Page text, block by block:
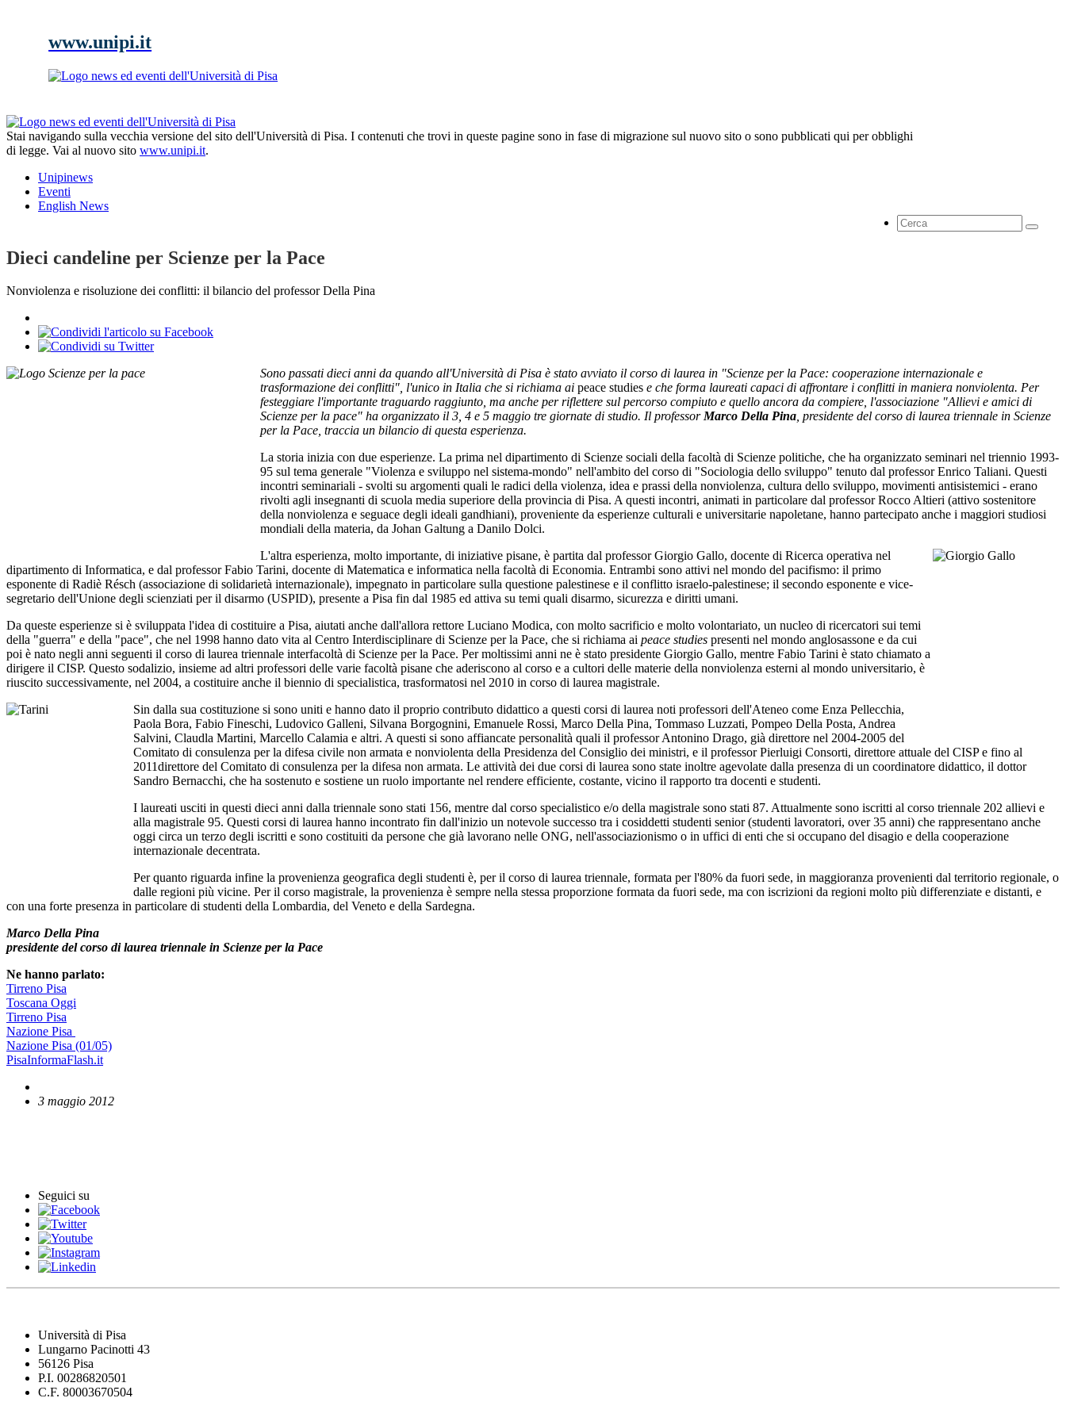
www.unipi.it
Stai navigando sulla vecchia versione del sito dell'Università di Pisa. I contenuti che trovi in queste pagine sono in fase di migrazione sul nuovo sito o sono pubblicati qui per obblighi
di legge. Vai al nuovo sito www.unipi.it.
Unipinews
Eventi
English News
Dieci candeline per Scienze per la Pace
Nonviolenza e risoluzione dei conflitti: il bilancio del professor Della Pina
Sono passati dieci anni da quando all'Università di Pisa è stato avviato il corso di laurea in "Scienze per la Pace: cooperazione internazionale e
trasformazione dei conflitti", l'unico in Italia che si richiama ai peace studies e che forma laureati capaci di affrontare i conflitti in maniera nonviolenta. Per
festeggiare l'importante traguardo raggiunto, ma anche per riflettere sul percorso compiuto e quello ancora da compiere, l'associazione "Allievi e amici di
Scienze per la pace" ha organizzato il 3, 4 e 5 maggio tre giornate di studio. Il professorMarco Della Pina, presidente del corso di laurea triennale in Scienze
per la Pace, traccia un bilancio di questa esperienza.
La storia inizia con due esperienze. La prima nel dipartimento di Scienze sociali della facoltà di Scienze politiche, che ha organizzato seminari nel triennio 1993-
95 sul tema generale "Violenza e sviluppo nel sistema-mondo" nell'ambito del corso di "Sociologia dello sviluppo" tenuto dal professor Enrico Taliani. Questi
incontri seminariali - svolti su argomenti quali le radici della violenza, idea e prassi della nonviolenza, cultura dello sviluppo, movimenti antisistemici - erano
rivolti agli insegnanti di scuola media superiore della provincia di Pisa. A questi incontri, animati in particolare dal professor Rocco Altieri (attivo sostenitore
della nonviolenza e seguace degli ideali gandhiani), proveniente da esperienze culturali e universitarie napoletane, hanno partecipato anche i maggiori studiosi
mondiali della materia, da Johan Galtung a Danilo Dolci.
L'altra esperienza, molto importante, di iniziative pisane, è partita dal professor Giorgio Gallo, docente di Ricerca operativa nel
dipartimento di Informatica, e dal professor Fabio Tarini, docente di Matematica e informatica nella facoltà di Economia. Entrambi sono attivi nel mondo del pacifismo: il primo
esponente di Radiè Résch (associazione di solidarietà internazionale), impegnato in particolare sulla questione palestinese e il conflitto israelo-palestinese; il secondo esponente e vice-
segretario dell'Unione degli scienziati per il disarmo (USPID), presente a Pisa fin dal 1985 ed attiva su temi quali disarmo, sicurezza e diritti umani.
Da queste esperienze si è sviluppata l'idea di costituire a Pisa, aiutati anche dall'allora rettore Luciano Modica, con molto sacrificio e molto volontariato, un nucleo di ricercatori sui temi
della "guerra" e della "pace", che nel 1998 hanno dato vita al Centro Interdisciplinare di Scienze per la Pace, che si richiama ai peace studies presenti nel mondo anglosassone e da cui
poi è nato negli anni seguenti il corso di laurea triennale interfacoltà di Scienze per la Pace. Per moltissimi anni ne è stato presidente Giorgio Gallo, mentre Fabio Tarini è stato chiamato a
dirigere il CISP. Questo sodalizio, insieme ad altri professori delle varie facoltà pisane che aderiscono al corso e a cultori delle materie della nonviolenza esterni al mondo universitario, è
riuscito successivamente, nel 2004, a costituire anche il biennio di specialistica, trasformatosi nel 2010 in corso di laurea magistrale.
Sin dalla sua costituzione si sono uniti e hanno dato il proprio contributo didattico a questi corsi di laurea noti professori dell'Ateneo come Enza Pellecchia,
Paola Bora, Fabio Fineschi, Ludovico Galleni, Silvana Borgognini, Emanuele Rossi, Marco Della Pina, Tommaso Luzzati, Pompeo Della Posta, Andrea
Salvini, Claudla Martini, Marcello Calamia e altri. A questi si sono affiancate personalità quali il professor Antonino Drago, già direttore nel 2004-2005 del
Comitato di consulenza per la difesa civile non armata e nonviolenta della Presidenza del Consiglio dei ministri, e il professor Pierluigi Consorti, direttore attuale del CISP e fino al
2011direttore del Comitato di consulenza per la difesa non armata. Le attività dei due corsi di laurea sono state inoltre agevolate dalla presenza di un coordinatore didattico, il dottor
Sandro Bernacchi, che ha sostenuto e sostiene un ruolo importante nel rendere efficiente, costante, vicino il rapporto tra docenti e studenti.
I laureati usciti in questi dieci anni dalla triennale sono stati 156, mentre dal corso specialistico e/o della magistrale sono stati 87. Attualmente sono iscritti al corso triennale 202 allievi e
alla magistrale 95. Questi corsi di laurea hanno incontrato fin dall'inizio un notevole successo tra i cosiddetti studenti senior (studenti lavoratori, over 35 anni) che rappresentano anche
oggi circa un terzo degli iscritti e sono costituiti da persone che già lavorano nelle ONG, nell'associazionismo o in uffici di enti che si occupano del disagio e della cooperazione
internazionale decentrata.
Per quanto riguarda infine la provenienza geografica degli studenti è, per il corso di laurea triennale, formata per l'80% da fuori sede, in maggioranza provenienti dal territorio regionale, o
dalle regioni più vicine. Per il corso magistrale, la provenienza è sempre nella stessa proporzione formata da fuori sede, ma con iscrizioni da regioni molto più differenziate e distanti, e
con una forte presenza in particolare di studenti della Lombardia, del Veneto e della Sardegna.
Marco Della Pina
presidente del corso di laurea triennale in Scienze per la Pace
Ne hanno parlato:
Tirreno Pisa
Toscana Oggi
Tirreno Pisa
Nazione Pisa
Nazione Pisa (01/05)
PisaInformaFlash.it
3 maggio 2012
Seguici su
Università di Pisa
Lungarno Pacinotti 43
56126 Pisa
P.I. 00286820501
C.F. 80003670504